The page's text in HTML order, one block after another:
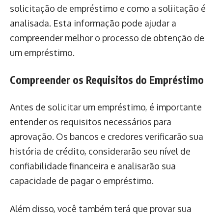
solicitação de empréstimo e como a soliitação é
analisada. Esta informação pode ajudar a
compreender melhor o processo de obtenção de
um empréstimo.
Compreender os Requisitos do Empréstimo
Antes de solicitar um empréstimo, é importante
entender os requisitos necessários para
aprovação. Os bancos e credores verificarão sua
história de crédito, considerarão seu nível de
confiabilidade financeira e analisarão sua
capacidade de pagar o empréstimo.
Além disso, você também terá que provar sua